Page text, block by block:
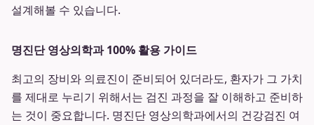
설계해볼 수 있습니다.
명진단 영상의학과 100% 활용 가이드
최고의 장비와 의료진이 준비되어 있더라도, 환자가 그 가치
를 제대로 누리기 위해서는 검진 과정을 잘 이해하고 준비하
는 것이 중요합니다. 명진단 영상의학과에서의 건강검진 여